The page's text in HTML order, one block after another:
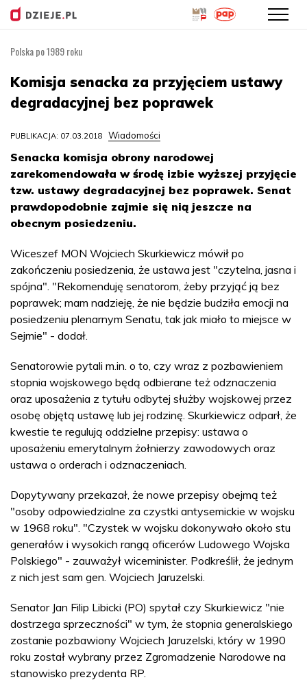
treści
Polska po 1989 roku
Komisja senacka za przyjęciem ustawy
degradacyjnej bez poprawek
PUBLIKACJA: 07.03.2018 Wiadomości
Senacka komisja obrony narodowej
zarekomendowała w środę izbie wyższej przyjęcie
tzw. ustawy degradacyjnej bez poprawek. Senat
prawdopodobnie zajmie się nią jeszcze na
obecnym posiedzeniu.
Wiceszef MON Wojciech Skurkiewicz mówił po
zakończeniu posiedzenia, że ustawa jest "czytelna, jasna i
spójna". "Rekomenduję senatorom, żeby przyjąć ją bez
poprawek; mam nadzieję, że nie będzie budziła emocji na
posiedzeniu plenarnym Senatu, tak jak miało to miejsce w
Sejmie" - dodał.
Senatorowie pytali m.in. o to, czy wraz z pozbawieniem
stopnia wojskowego będą odbierane też odznaczenia
oraz uposażenia z tytułu odbytej służby wojskowej przez
osobę objętą ustawę lub jej rodzinę. Skurkiewicz odparł, że
kwestie te regulują oddzielne przepisy: ustawa o
uposażeniu emerytalnym żołnierzy zawodowych oraz
ustawa o orderach i odznaczeniach.
Dopytywany przekazał, że nowe przepisy obejmą też
"osoby odpowiedzialne za czystki antysemickie w wojsku
w 1968 roku". "Czystek w wojsku dokonywało około stu
generałów i wysokich rangą oficerów Ludowego Wojska
Polskiego" - zauważył wiceminister. Podkreślił, że jednym
z nich jest sam gen. Wojciech Jaruzelski.
Senator Jan Filip Libicki (PO) spytał czy Skurkiewicz "nie
dostrzega sprzeczności" w tym, że stopnia generalskiego
zostanie pozbawiony Wojciech Jaruzelski, który w 1990
roku został wybrany przez Zgromadzenie Narodowe na
stanowisko prezydenta RP.